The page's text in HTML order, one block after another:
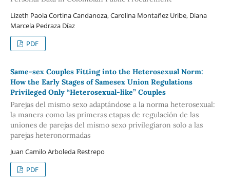
Lizeth Paola Cortina Candanoza, Carolina Montañez Uribe, Diana
Marcela Pedraza Díaz
PDF
Same-sex Couples Fitting into the Heterosexual Norm:
How the Early Stages of Samesex Union Regulations
Privileged Only “Heterosexual-like” Couples
Parejas del mismo sexo adaptándose a la norma heterosexual:
la manera como las primeras etapas de regulación de las
uniones de parejas del mismo sexo privilegiaron solo a las
parejas heteronormadas
Juan Camilo Arboleda Restrepo
PDF